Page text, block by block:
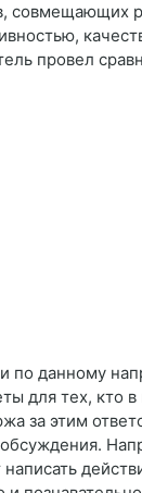
совмещающих
провел
по данному
для тех, кто
за этим